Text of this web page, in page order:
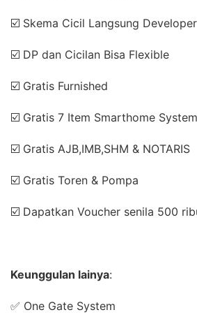
☑️ Skema Cicil Langsung Developer
☑️ DP dan Cicilan Bisa Flexible
☑️ Gratis Furnished
☑️ Gratis 7 Item Smarthome System
☑️ Gratis AJB,IMB,SHM & NOTARIS
☑️ Gratis Toren & Pompa
☑️ Dapatkan Voucher senila 500
Keunggulan lainya:
✅ One Gate System